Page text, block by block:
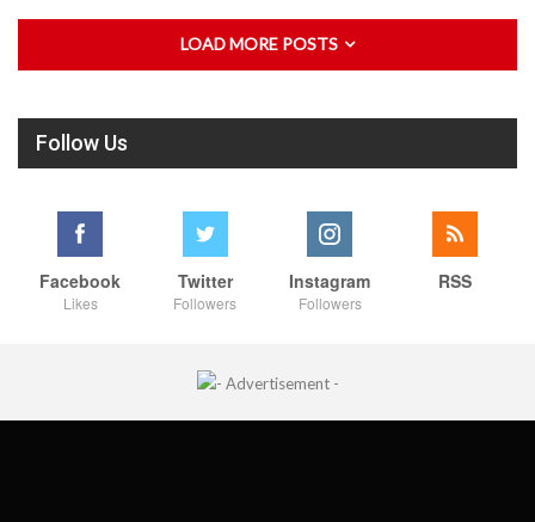
LOAD MORE POSTS
Follow Us
Facebook
Likes
Twitter
Followers
Instagram
Followers
RSS